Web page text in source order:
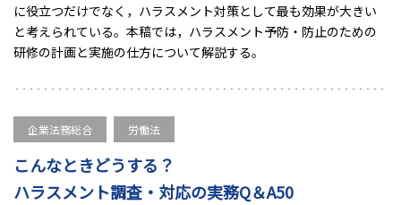
に役立つだけでなく，ハラスメント対策として最も効果が大きい
と考えられている。本稿では，ハラスメント予防・防止のための
研修の計画と実施の仕方について解説する。
企業法務総合 労働法
こんなときどうする？
ハラスメント調査・対応の実務Q＆A50